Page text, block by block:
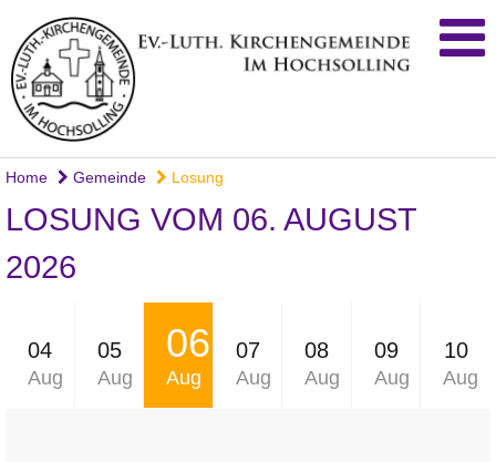
Home Gemeinde Losung
LOSUNG VOM 06. AUGUST
2026
04
Aug
05
Aug
06
Aug
07
Aug
08
Aug
09
Aug
10
Aug